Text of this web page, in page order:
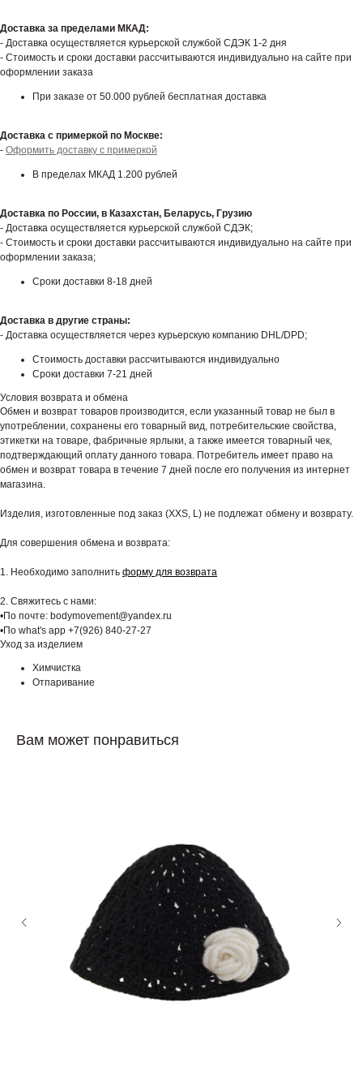
Доставка за пределами МКАД:
- Доставка осуществляется курьерской службой СДЭК 1-2 дня
- Стоимость и сроки доставки рассчитываются индивидуально на сайте при
оформлении заказа
При заказе от 50.000 рублей бесплатная доставка
Доставка с примеркой по Москве:
- Оформить доставку с примеркой
В пределах МКАД 1.200 рублей
Доставка по России, в Казахстан, Беларусь, Грузию
- Доставка осуществляется курьерской службой СДЭК;
- Стоимость и сроки доставки рассчитываются индивидуально на сайте при
оформлении заказа;
Сроки доставки 8-18 дней
Доставка в другие страны:
- Доставка осуществляется через курьерскую компанию DHL/DPD;
Стоимость доставки рассчитываются индивидуально
Сроки доставки 7-21 дней
Условия возврата и обмена
Обмен и возврат товаров производится, если указанный товар не был в
употреблении, сохранены его товарный вид, потребительские свойства,
этикетки на товаре, фабричные ярлыки, а также имеется товарный чек,
подтверждающий оплату данного товара. Потребитель имеет право на
обмен и возврат товара в течение 7 дней после его получения из интернет
магазина.
Изделия, изготовленные под заказ (XXS, L) не подлежат обмену и возврату.
Для совершения обмена и возврата:
1. Необходимо заполнить форму для возврата
2. Свяжитесь с нами:
•По почте: bodymovement@yandex.ru
•По what's app +7(926) 840-27-27
Уход за изделием
Химчистка
Отпаривание
Вам может понравиться